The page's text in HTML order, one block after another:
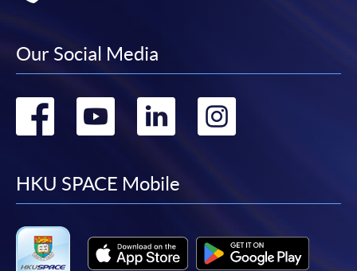
Our Social Media
Go
facebook
Go
youtube
Go
linkedin
Go
HKU SPACE Mobile